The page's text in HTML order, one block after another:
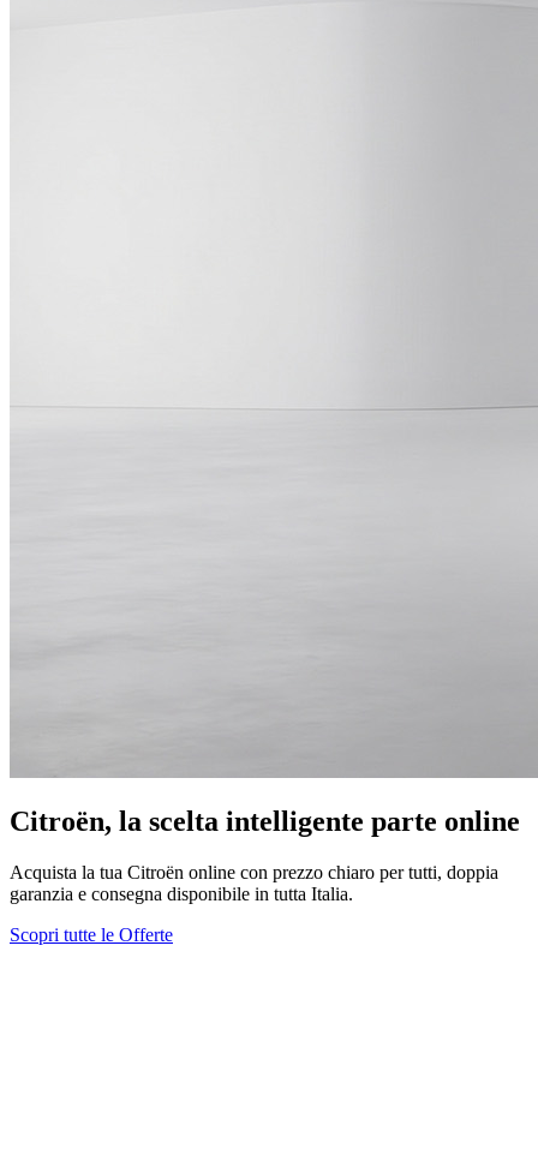
Citroën, la scelta intelligente parte online
Acquista la tua Citroën online con prezzo chiaro per tutti, doppia
garanzia e consegna disponibile in tutta Italia.
Scopri tutte le Offerte